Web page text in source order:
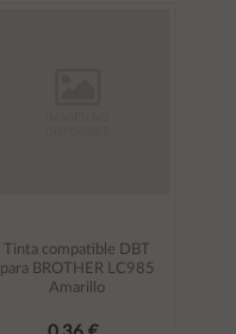
Tinta compatible DBT
para BROTHER LC985
Amarillo